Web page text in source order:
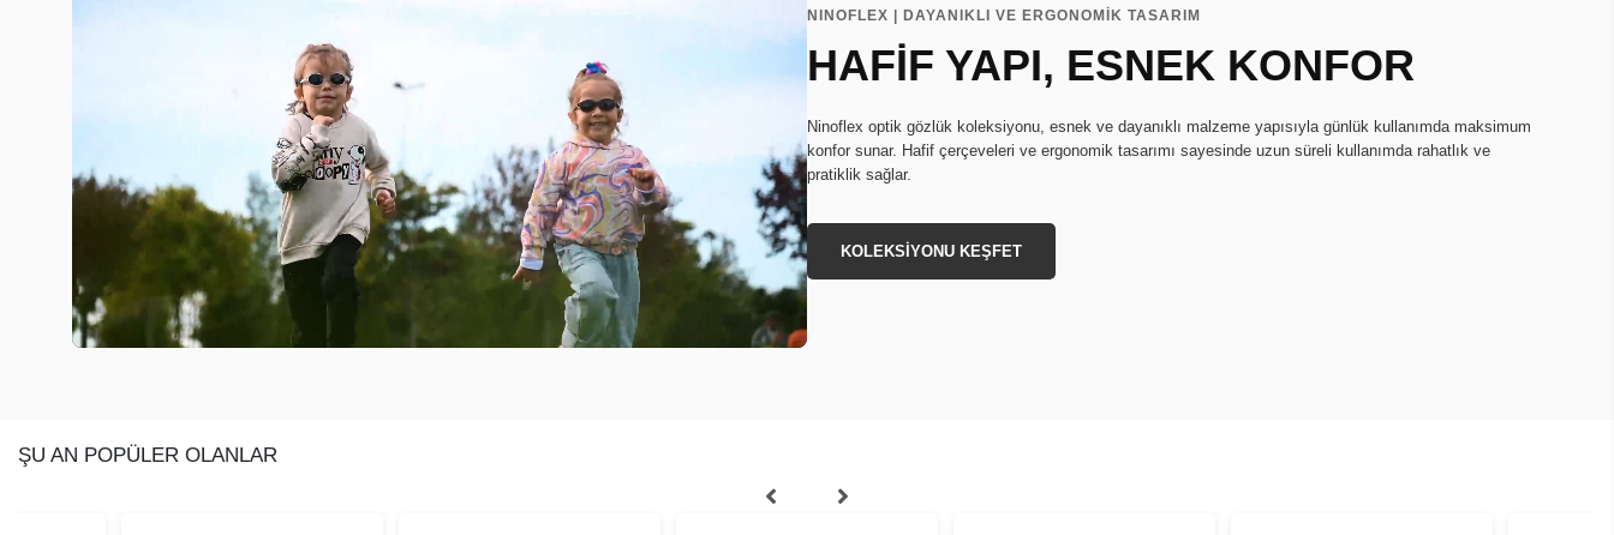
NINOFLEX | DAYANIKLI VE ERGONOMİK TASARIM
HAFİF YAPI, ESNEK KONFOR
Ninoflex optik gözlük koleksiyonu, esnek ve dayanıklı malzeme yapısıyla günlük kullanımda maksimum
konfor sunar. Hafif çerçeveleri ve ergonomik tasarımı sayesinde uzun süreli kullanımda rahatlık ve
pratiklik sağlar.
KOLEKSİYONU KEŞFET
ŞU AN POPÜLER OLANLAR